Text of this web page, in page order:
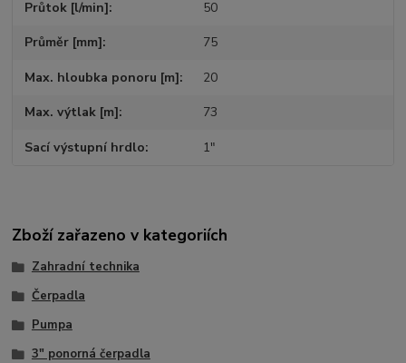
Průtok [l/min] 50
Průměr [mm] 75
Max. hloubka ponoru [m] 20
Max. výtlak [m] 73
Sací výstupní hrdlo 1"
Zboží zařazeno v kategoriích
Zahradní technika
Čerpadla
Pumpa
3" ponorná čerpadla